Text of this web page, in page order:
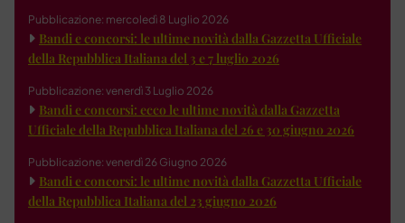
Pubblicazione: mercoledì 8 Luglio 2026
Bandi e concorsi: le ultime novità dalla Gazzetta Ufficiale
della Repubblica Italiana del 3 e 7 luglio 2026
Pubblicazione: venerdì 3 Luglio 2026
Bandi e concorsi: ecco le ultime novità dalla Gazzetta
Ufficiale della Repubblica Italiana del 26 e 30 giugno 2026
Pubblicazione: venerdì 26 Giugno 2026
Bandi e concorsi: le ultime novità dalla Gazzetta Ufficiale
della Repubblica Italiana del 23 giugno 2026